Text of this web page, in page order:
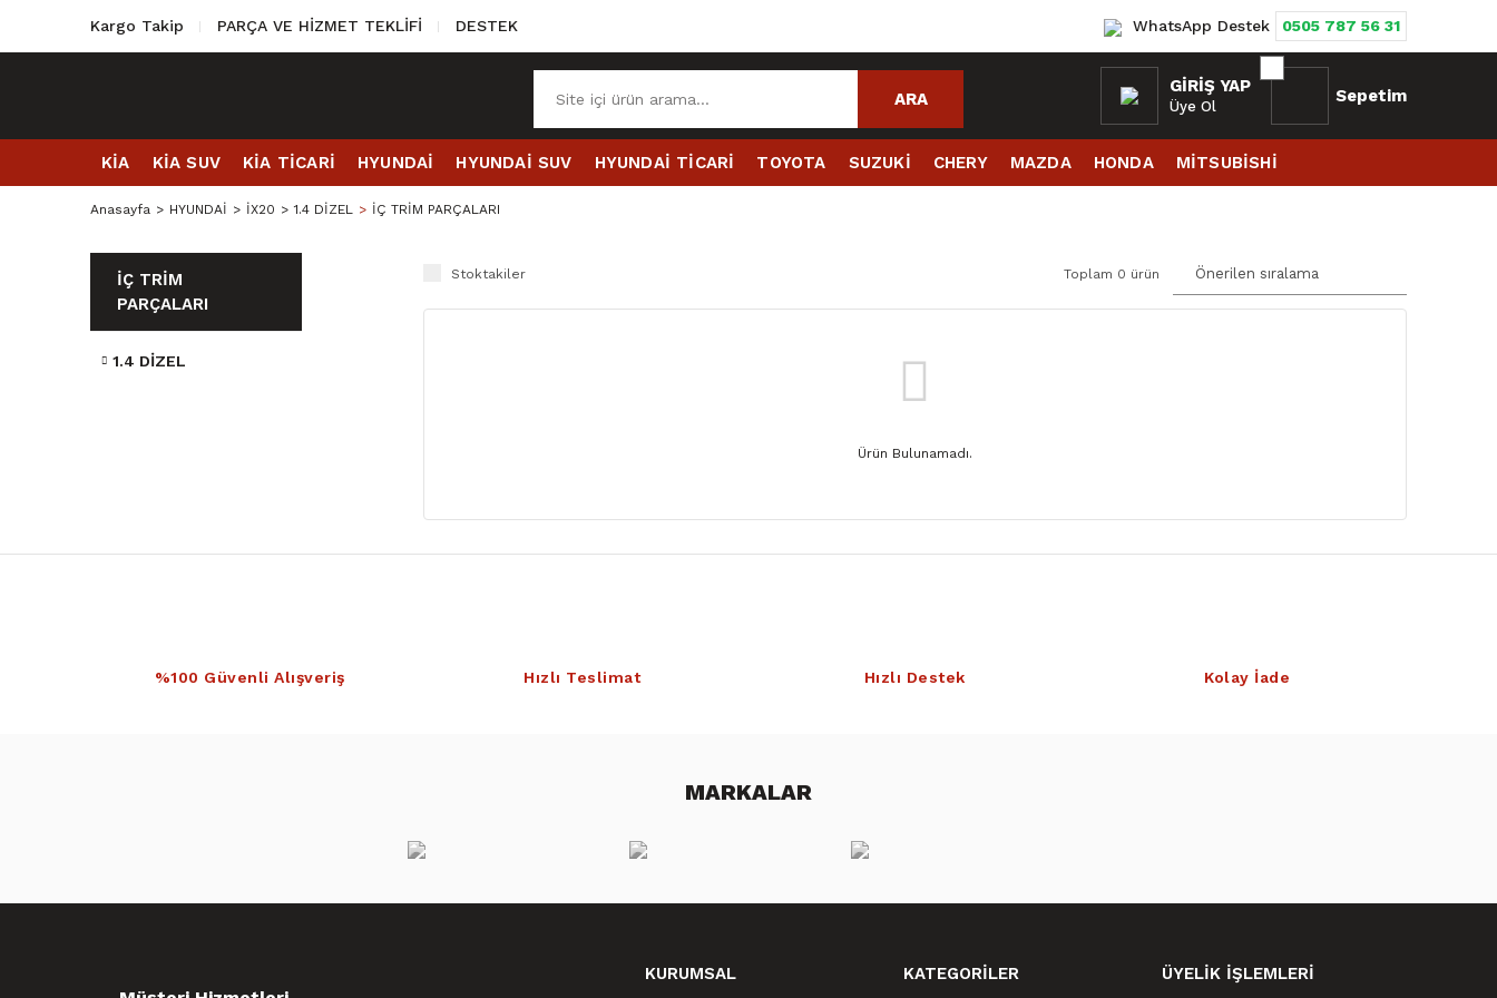
Kargo Takip PARÇA VE HİZMET TEKLİFİ DESTEK WhatsApp Destek 0505 787 56 31
ARA
GIRIŞ YAP
Üye Ol
Sepetim
KİA KİA SUV KİA TİCARİ HYUNDAİ HYUNDAİ SUV HYUNDAİ TİCARİ TOYOTA SUZUKİ CHERY MAZDA HONDA MİTSUBİSHİ
Anasayfa HYUNDAİ İX20 1.4 DİZEL İÇ TRİM PARÇALARI
İÇ TRİM
PARÇALARI
1.4 DİZEL
Stoktakiler Toplam 0 ürün
Ürün Bulunamadı.
%100 Güvenli Alışveriş Hızlı Teslimat Hızlı Destek Kolay İade
MARKALAR
KURUMSAL KATEGORİLER ÜYELİK İŞLEMLERİ